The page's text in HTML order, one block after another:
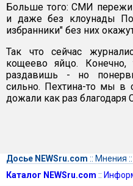
Больше того: СМИ
и даже без клоунады
избранники" без них
Так что сейчас
кощеево яйцо.
раздавишь - но
сильно. Пехтина-то мы в
дожали как раз благодаря
Досье NEWSru.com :: Мнения ::
Каталог NEWSru.com ::